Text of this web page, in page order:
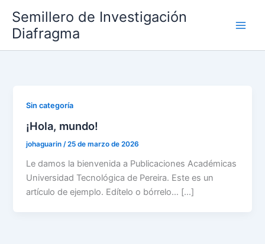
contenido
Semillero de Investigación
Diafragma
Sin categoría
¡Hola, mundo!
johaguarin/25 de marzo de 2026
Le damos la bienvenida a Publicaciones Académicas
Universidad Tecnológica de Pereira. Este es un
artículo de ejemplo. Edítelo o bórrelo… […]